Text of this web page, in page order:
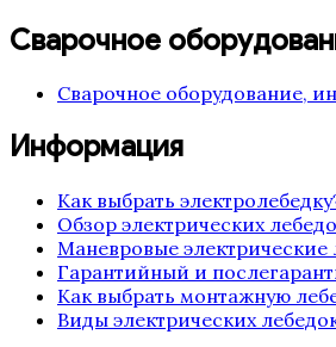
Сварочное
Сварочное оборудование,
Информация
Как выбрать
Обзор электрических
Маневровые электрические
Гарантийный и
Как выбрать монтажную
Виды электрических